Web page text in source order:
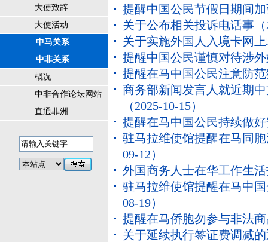
大使致辞
大使活动
中马关系
中非关系
概况
中非合作论坛网站
直通非洲
提醒中国公民节假日期间
关于公布相关投诉电话事
关于实施外国人入境卡网
提醒中国公民谨慎对待涉
提醒在马中国公民注意防
商务部新闻发言人就近期
（2025-10-15）
提醒在马中国公民持续做
驻马拉维使馆提醒在马同
09-12）
外国商务人士在华工作生
驻马拉维使馆提醒在马中
08-19）
提醒在马侨胞勿参与非法
关于延续执行签证费调减